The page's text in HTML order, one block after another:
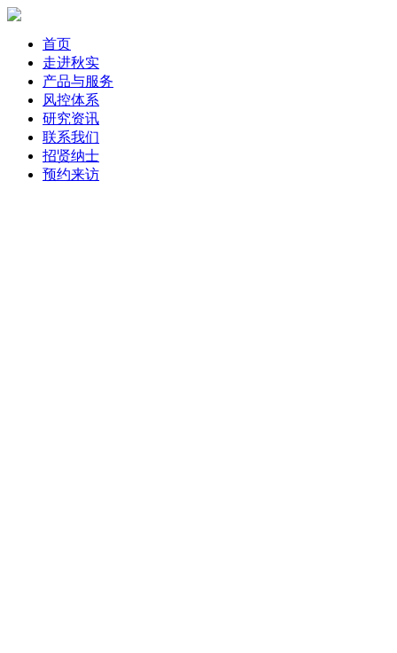
首页
走进秋实
产品与服务
风控体系
研究资讯
联系我们
招贤纳士
预约来访